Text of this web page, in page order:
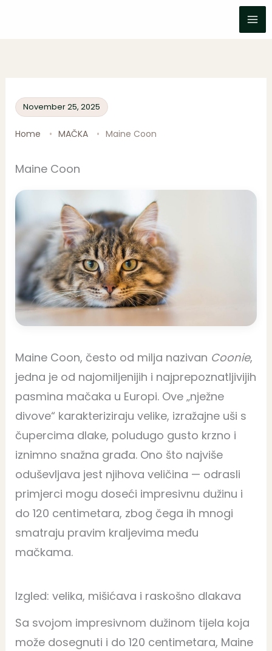
November 25, 2025
Home MAČKA Maine Coon
Maine Coon
Maine Coon, često od milja nazivan Coonie,
jedna je od najomiljenijih i najprepoznatljivijih
pasmina mačaka u Europi. Ove „nježne
divove“ karakteriziraju velike, izražajne uši s
čupercima dlake, poludugo gusto krzno i
iznimno snažna građa. Ono što najviše
oduševljava jest njihova veličina — odrasli
primjerci mogu doseći impresivnu dužinu i
do 120 centimetara, zbog čega ih mnogi
smatraju pravim kraljevima među
mačkama.
Izgled: velika, mišićava i raskošno dlakava
Sa svojom impresivnom dužinom tijela koja
može dosegnuti i do 120 centimetara, Maine